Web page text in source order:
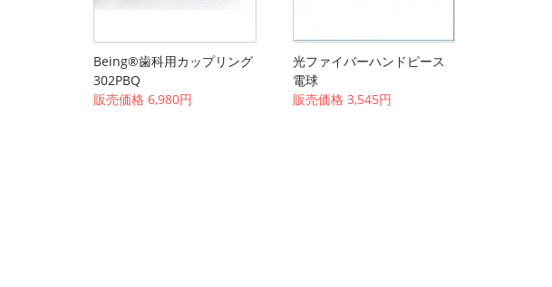
Being®歯科用カップリング
302PBQ
販売価格 6,980円
光ファイバーハンドピース
電球
販売価格 3,545円